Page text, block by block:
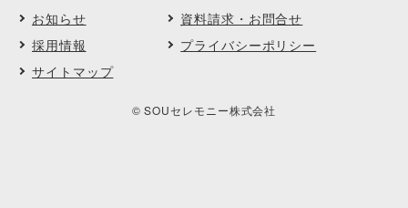
木更津市
君津市
匝瑳市
柏市
野田市
アスカの社葬
福祉の葬儀
ご葬儀実例
喪中はがき印刷サービス
契約企業・団体の葬儀割引サービス
ペット葬・ペット霊園
よくある質問
ご葬儀エピソード
顧客インタビュー
会社概要・理念
沿革
直営式場
地域に根ざした取り組み
お知らせ
資料請求・お問合せ
採用情報
プライバシーポリシー
サイトマップ
© SOUセレモニー株式会社